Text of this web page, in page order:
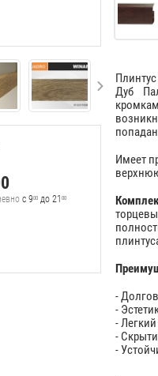
с 900до 21 00
Дуб
Имеет
-
-
-
-
-